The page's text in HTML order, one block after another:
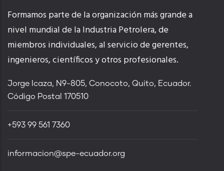
Formamos parte de la organización más grande a
nivel mundial de la Industria Petrolera, de
miembros individuales, al servicio de gerentes,
ingenieros, científicos y otros profesionales.
Jorge Icaza, N9-805, Conocoto, Quito, Ecuador.
Código Postal 170510
+593 99 561 7360
informacion@spe-ecuador.org